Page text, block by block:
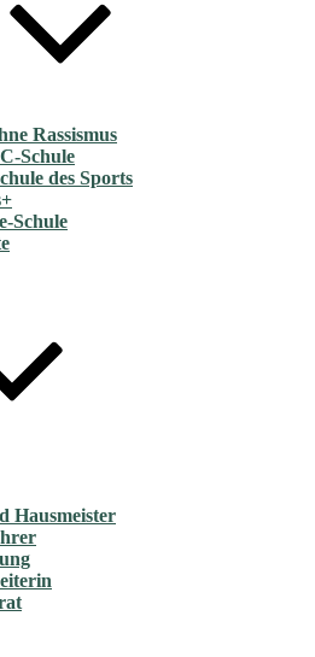
Rassismus
Schule
des Sports
Schule
Hausmeister